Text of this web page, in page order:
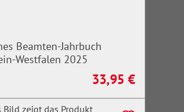
Beamten-Jahrbuch
Westfalen 2025
Regulärer Preis:
33,95 €